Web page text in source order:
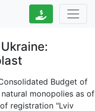
Budget of
monopolies as of
registration "Lviv